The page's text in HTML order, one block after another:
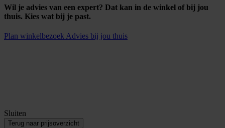
Wil je advies van een expert? Dat kan in de winkel of bij jou
thuis. Kies wat bij je past.
Plan winkelbezoek Advies bij jou thuis
Sluiten
Terug naar prijsoverzicht